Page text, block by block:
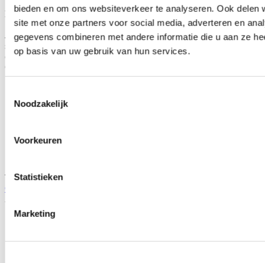
bieden en om ons websiteverkeer te analyseren. Ook
site met onze partners voor social media, adverteren en
gegevens combineren met andere informatie die u aan ze
op basis van uw gebruik van hun services.
Noodzakelijk
Voorkeuren
Statistieken
Marketing
Hoe weet je of dit product geschikt is voor jouw auto?
Je schaft dit product aan op basis van eigen inzicht. Door de
specificaties, afbeelding of titel van het product te raadplegen, kun je
controleren of het geschikt is voor jouw auto.
Gerelateerde producten
TIP
Castrol Edge 10W60 motorolie vol-synthetisch 1 liter (Universeel)